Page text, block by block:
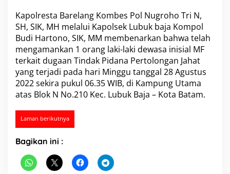
Kapolresta Barelang Kombes Pol Nugroho Tri N,
SH, SIK, MH melalui Kapolsek Lubuk baja Kompol
Budi Hartono, SIK, MM membenarkan bahwa telah
mengamankan 1 orang laki-laki dewasa inisial MF
terkait dugaan Tindak Pidana Pertolongan Jahat
yang terjadi pada hari Minggu tanggal 28 Agustus
2022 sekira pukul 06.35 WIB, di Kampung Utama
atas Blok N No.210 Kec. Lubuk Baja – Kota Batam.
Laman berikutnya
Bagikan ini :